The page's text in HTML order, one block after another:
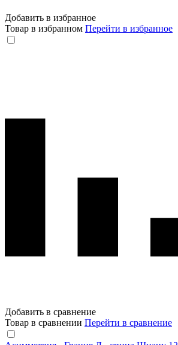
Добавить в избранное
Товар в избранном Перейти в избранное
Добавить в сравнение
Товар в сравнении Перейти в сравнение